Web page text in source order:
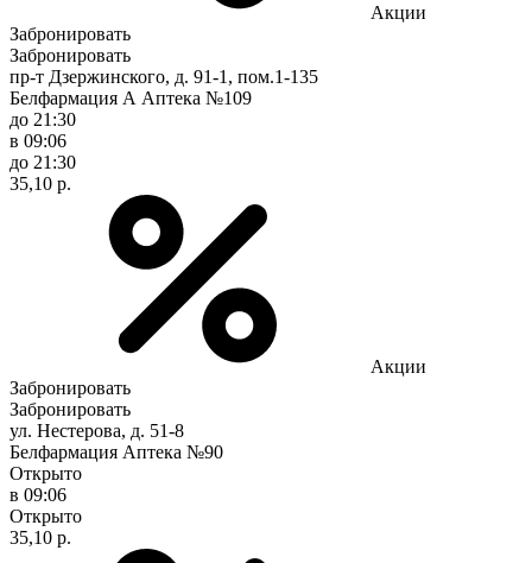
Акции
Забронировать
Забронировать
пр-т Дзержинского, д. 91-1, пом.1-135
Белфармация А Аптека №109
до 21:30
в 09:06
до 21:30
35,10 р.
Акции
Забронировать
Забронировать
ул. Нестерова, д. 51-8
Белфармация Аптека №90
Открыто
в 09:06
Открыто
35,10 р.